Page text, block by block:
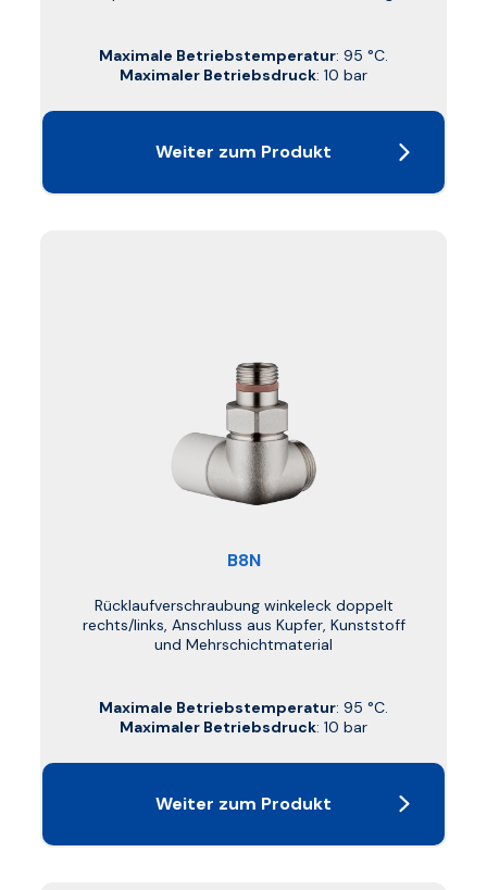
Maximale Betriebstemperatur: 95 °C.
Maximaler Betriebsdruck: 10 bar
Weiter zum Produkt
B8N
Rücklaufverschraubung winkeleck doppelt
rechts/links, Anschluss aus Kupfer, Kunststoff
und Mehrschichtmaterial
Maximale Betriebstemperatur: 95 °C.
Maximaler Betriebsdruck: 10 bar
Weiter zum Produkt